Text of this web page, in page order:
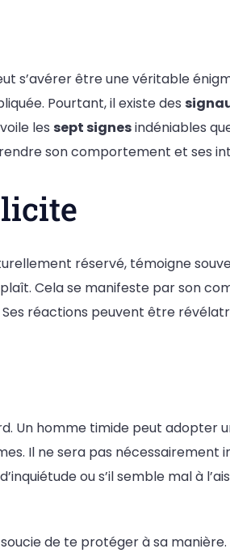
s’avérer être une véritable
Pourtant, il existe des
les sept signesindéniables
son comportement et ses
réservé, témoigne
Cela se manifeste par son
réactions peuvent être
Un homme timide peut adopter
Il ne sera pas nécessairement
ou s’il semble mal à
de te protéger à sa